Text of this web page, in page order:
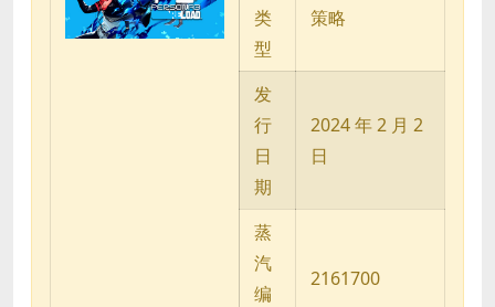
类
型
策略
发
行
日
期
2024 年 2 月 2
日
蒸
汽
编
2161700